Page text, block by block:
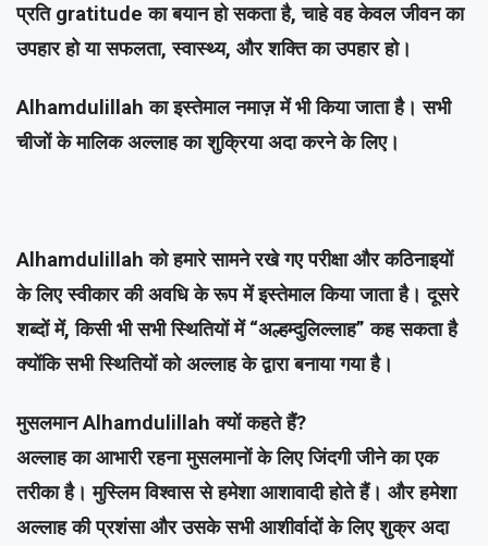
प्रति gratitude का बयान हो सकता है, चाहे वह केवल जीवन का
उपहार हो या सफलता, स्वास्थ्य, और शक्ति का उपहार हो।
Alhamdulillah का इस्तेमाल नमाज़ में भी किया जाता है। सभी
चीजों के मालिक अल्लाह का शुक्रिया अदा करने के लिए।
Alhamdulillah को हमारे सामने रखे गए परीक्षा और कठिनाइयों
के लिए स्वीकार की अवधि के रूप में इस्तेमाल किया जाता है। दूसरे
शब्दों में, किसी भी सभी स्थितियों में “अल्हम्दुलिल्लाह” कह सकता है
क्योंकि सभी स्थितियों को अल्लाह के द्वारा बनाया गया है।
मुसलमान Alhamdulillah क्यों कहते हैं?
अल्लाह का आभारी रहना मुसलमानों के लिए जिंदगी जीने का एक
तरीका है। मुस्लिम विश्वास से हमेशा आशावादी होते हैं। और हमेशा
अल्लाह की प्रशंसा और उसके सभी आशीर्वादों के लिए शुक्र अदा